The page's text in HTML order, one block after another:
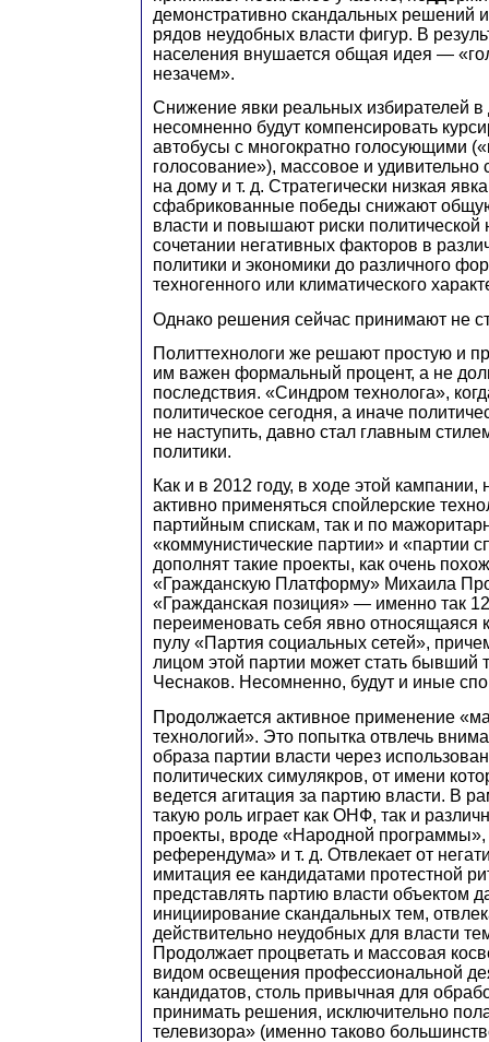
демонстративно скандальных решений и
рядов неудобных власти фигур. В
населения внушается общая идея —
незачем».
Снижение явки реальных избирателей
несомненно будут компенсировать
автобусы с многократно голосующими
голосование»), массовое и удивительно
на дому и т. д. Стратегически низкая
сфабрикованные победы снижают
власти и повышают риски политической
сочетании негативных факторов в
политики и экономики до различного
техногенного или климатического
Однако решения сейчас принимают не
Политтехнологи же решают простую и
им важен формальный процент, а не
последствия. «Синдром технолога»,
политическое сегодня, а иначе
не наступить, давно стал главным
политики.
Как и в 2012 году, в ходе этой кампании,
активно применяться спойлерские
партийным спискам, так и по
«коммунистические партии» и «партии
дополнят такие проекты, как очень
«Гражданскую Платформу» Михаила
«Гражданская позиция» — именно так
переименовать себя явно относящаяся
пулу «Партия социальных сетей»,
лицом этой партии может стать бывший
Чеснаков. Несомненно, будут и иные
Продолжается активное применение
технологий». Это попытка отвлечь
образа партии власти через
политических симулякров, от имени
ведется агитация за партию власти. В
такую роль играет как ОНФ, так и
проекты, вроде «Народной программы»,
референдума» и т. д. Отвлекает от
имитация ее кандидатами протестной
представлять партию власти объектом
инициирование скандальных тем,
действительно неудобных для власти
Продолжает процветать и массовая
видом освещения профессиональной
кандидатов, столь привычная для
принимать решения, исключительно
телевизора» (именно таково